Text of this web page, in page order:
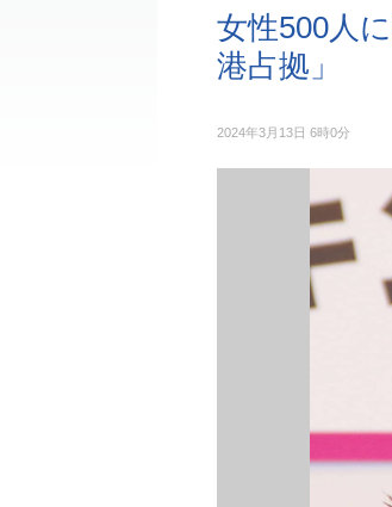
女性500人
港占拠」
2024年3月13日 6時0分